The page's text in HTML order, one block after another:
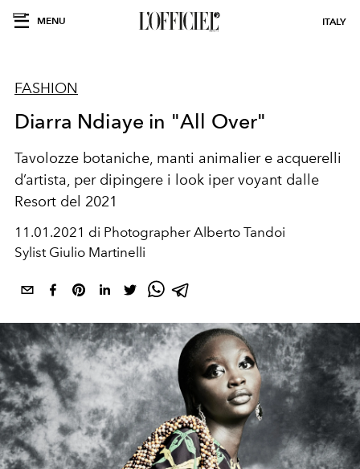
MENU ITALY
FASHION
Diarra Ndiaye in "All Over"
Tavolozze botaniche, manti animalier e acquerelli
d’artista, per dipingere i look iper voyant dalle
Resort del 2021
11.01.2021 di Photographer Alberto Tandoi
Sylist Giulio Martinelli